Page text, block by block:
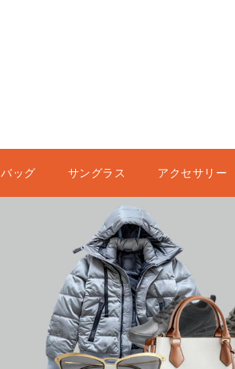
バッグ サングラス アクセサリー